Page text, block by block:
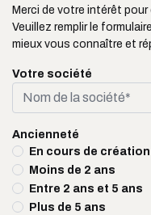
Merci de votre intérêt pour
Veuillez remplir le
mieux vous connaître et
Votre société
Ancienneté
En cours de création
Moins de 2 ans
Entre 2 ans et 5 ans
Plus de 5 ans